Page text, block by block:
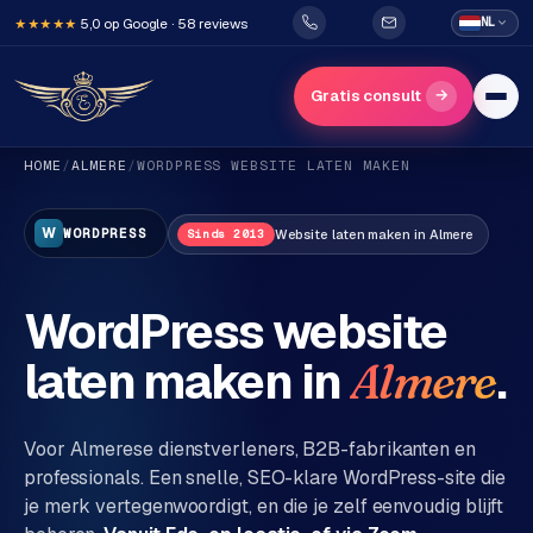
★★★★★ 5,0 op Google · 58 reviews NL
Gratis consult →
H
o
m
Diensten
HOME / ALMERE /WORDPRESS WEBSITE LATEN MAKEN
W WORDPRESS Sinds 2013 Website laten maken in Almere
WordPress website
laten maken inAlmere.
Voor Almerese dienstverleners, B2B-fabrikanten en
professionals. Een snelle, SEO-klare WordPress-site die
je merk vertegenwoordigt, en die je zelf eenvoudig blijft